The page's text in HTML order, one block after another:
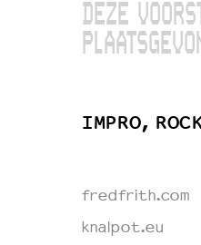
DEZE
IMPRO, ROCK
fredfrith.com
knalpot.eu